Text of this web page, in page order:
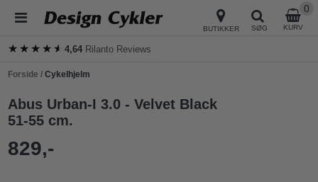
BUTIKKER SØG KURV
0
★★★★★
★★★★★4,64 Rilanto Reviews
Forside /Cykelhjelm
Abus Urban-I 3.0 - Velvet Black
51-55 cm.
829,-